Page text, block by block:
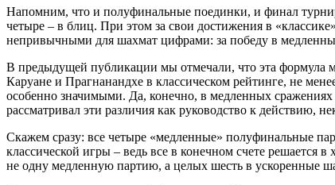
Напомним, что и полуфинальные поединки, и финал
четыре – в блиц. При этом за свои достижения в
непривычными для шахмат цифрами: за победу в
В предыдущей публикации мы отмечали, что эта формула
Каруане и Прагнанандхе в классическом рейтинге, не
особенно значимыми. Да, конечно, в медленных
рассматривал эти различия как руководство к действию,
Скажем сразу: все четыре «медленные» полуфинальные
классической игры – ведь все в конечном счете решается
не одну медленную партию, а целых шесть в ускоренные